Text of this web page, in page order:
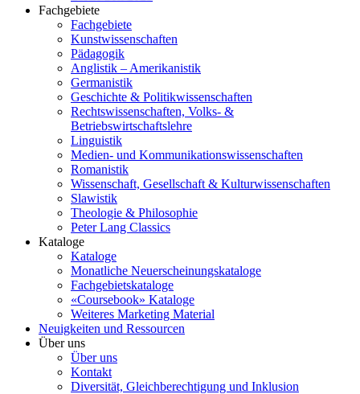
Fachgebiete
Fachgebiete
Kunstwissenschaften
Pädagogik
Anglistik – Amerikanistik
Germanistik
Geschichte & Politikwissenschaften
Rechtswissenschaften, Volks- &
Betriebswirtschaftslehre
Linguistik
Medien- und Kommunikationswissenschaften
Romanistik
Wissenschaft, Gesellschaft & Kulturwissenschaften
Slawistik
Theologie & Philosophie
Peter Lang Classics
Kataloge
Kataloge
Monatliche Neuerscheinungskataloge
Fachgebietskataloge
«Coursebook» Kataloge
Weiteres Marketing Material
Neuigkeiten und Ressourcen
Über uns
Über uns
Kontakt
Diversität, Gleichberechtigung und Inklusion